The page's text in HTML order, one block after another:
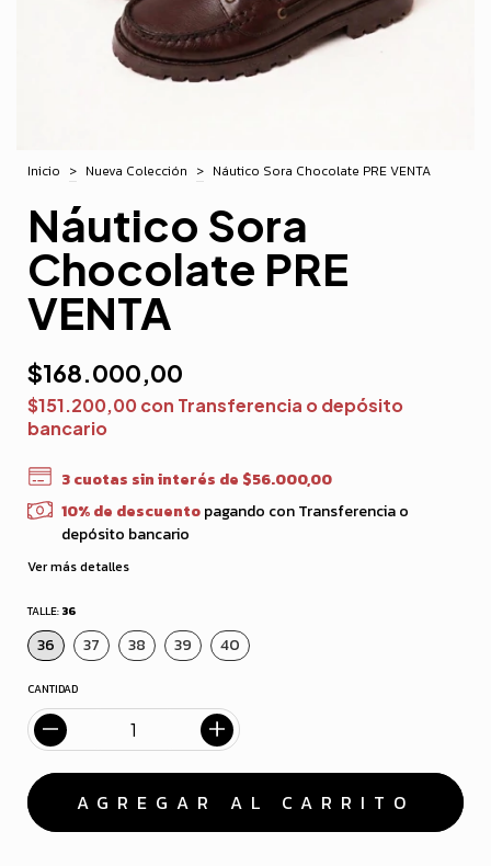
Inicio > Nueva Colección > Náutico Sora Chocolate PRE VENTA
Náutico Sora
Chocolate PRE
VENTA
$168.000,00
$151.200,00con Transferencia o depósito
bancario
3cuotas sin interés de $56.000,00
10% de descuentopagando con Transferencia o
depósito bancario
Ver más detalles
TALLE: 36
36 37 38 39 40
CANTIDAD